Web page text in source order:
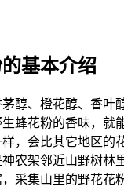
基本介绍
醇、橙花醇、香叶
蜂花粉的香味，就
，会比其它地区的
农架邻近山野树林
采集山里的野花花